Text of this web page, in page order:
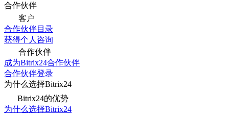
合作伙伴
客户
合作伙伴目录
获得个人咨询
合作伙伴
成为Bitrix24合作伙伴
合作伙伴登录
为什么选择Bitrix24
Bitrix24的优势
为什么选择Bitrix24